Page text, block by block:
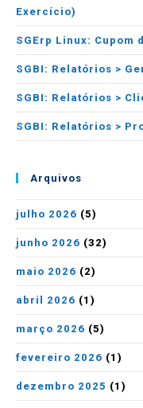
Exercício)
SGErp Linux: Cupom
SGBI: Relatórios >
SGBI: Relatórios >
SGBI: Relatórios >
Arquivos
julho 2026 (5)
junho 2026 (32)
maio 2026 (2)
abril 2026 (1)
março 2026 (5)
fevereiro 2026 (1)
dezembro 2025 (1)